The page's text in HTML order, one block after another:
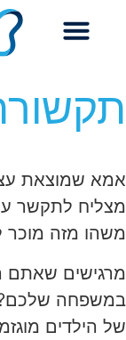
שמוצאת
לתקשר עם
מזה מוכר
שאתם
שלכם?
הילדים